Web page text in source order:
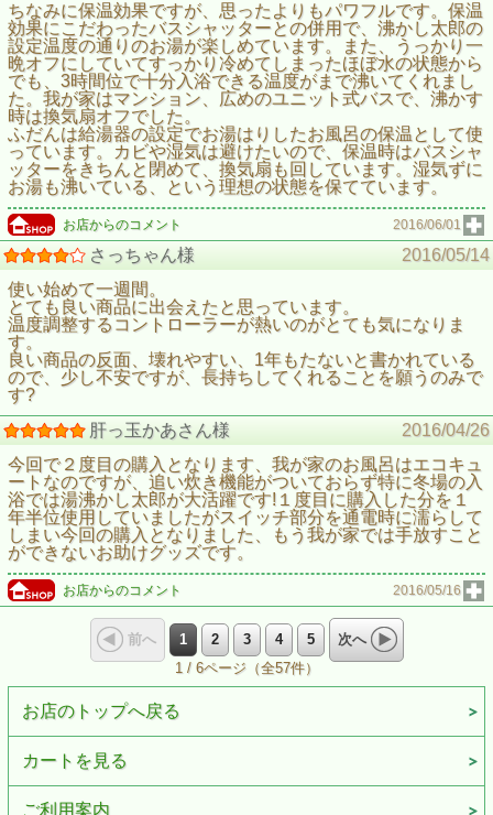
ちなみに保温効果ですが、思ったよりもパワフルです。保温
効果にこだわったバスシャッターとの併用で、沸かし太郎の
設定温度の通りのお湯が楽しめています。また、うっかり一
晩オフにしていてすっかり冷めてしまったほぼ水の状態から
でも、3時間位で十分入浴できる温度がまで沸いてくれまし
た。我が家はマンション、広めのユニット式バスで、沸かす
時は換気扇オフでした。
ふだんは給湯器の設定でお湯はりしたお風呂の保温として使
っています。カビや湿気は避けたいので、保温時はバスシャ
ッターをきちんと閉めて、換気扇も回しています。湿気ずに
お湯も沸いている、という理想の状態を保てています。
お店からのコメント 2016/06/01
さっちゃん様
2016/05/14
使い始めて一週間。
とても良い商品に出会えたと思っています。
温度調整するコントローラーが熱いのがとても気になりま
す。
良い商品の反面、壊れやすい、1年もたないと書かれている
ので、少し不安ですが、長持ちしてくれることを願うのみで
す?
肝っ玉かあさん様
2016/04/26
今回で２度目の購入となります、我が家のお風呂はエコキュ
ートなのですが、追い炊き機能がついておらず特に冬場の入
浴では湯沸かし太郎が大活躍です!１度目に購入した分を１
年半位使用していましたがスイッチ部分を通電時に濡らして
しまい今回の購入となりました、もう我が家では手放すこと
ができないお助けグッズです。
お店からのコメント 2016/05/16
前へ 1 2 3 4 5
次へ
1 / 6ページ（全57件）
お店のトップへ戻る
カートを見る
ご利用案内